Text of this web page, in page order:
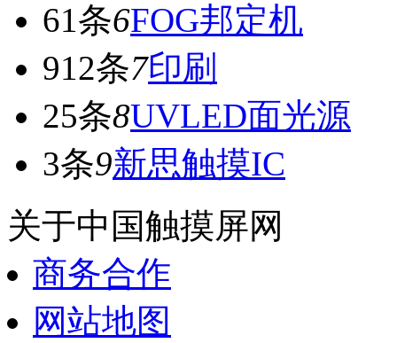
61条6FOG邦定机
912条7印刷
25条8UVLED面光源
3条9新思触摸IC
关于中国触摸屏网
商务合作
网站地图